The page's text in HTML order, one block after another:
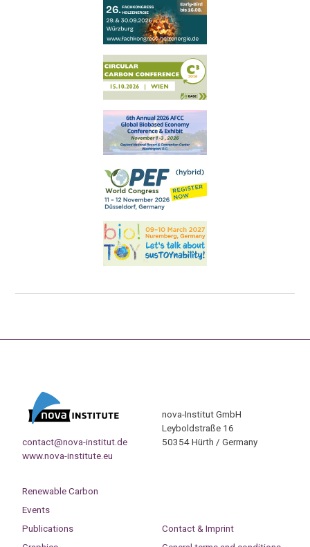
contact@nova-institut.de
www.nova-institute.eu
nova-Institut GmbH
Leyboldstraße 16
50354 Hürth / Germany
Renewable Carbon
Events
Publications
Contact & Imprint